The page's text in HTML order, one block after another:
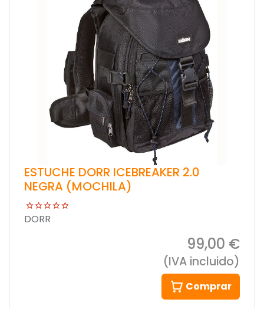
ESTUCHE DORR ICEBREAKER 2.0
NEGRA (MOCHILA)
DORR
99,00 €
(IVA incluido)
Comprar